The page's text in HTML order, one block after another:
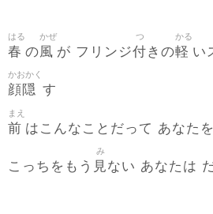
春
はる
の風
かぜ
が フリンジ付
つ
きの軽
かる
い
顔隠
かおかく
す
前
まえ
はこんなことだって あなたを
こっちをもう 見
み
ない あなたは